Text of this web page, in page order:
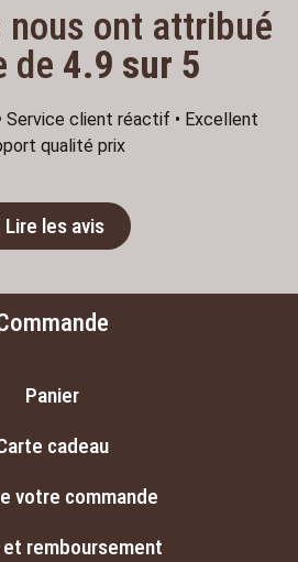
nous ont attribué
de 4.9 sur 5
Service client réactif • Excellent
qualité prix
Lire les avis
Panier
cadeau
votre commande
et remboursement